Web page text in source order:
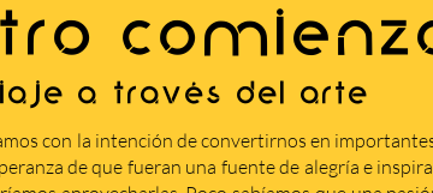
a través del arte
con la intención de convertirnos en
de que fueran una fuente de alegría e